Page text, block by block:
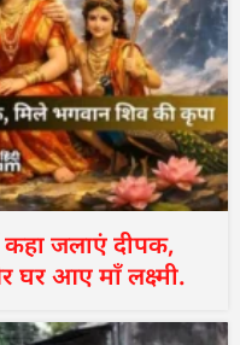
जलाएं दीपक,
घर आए माँ लक्ष्मी.